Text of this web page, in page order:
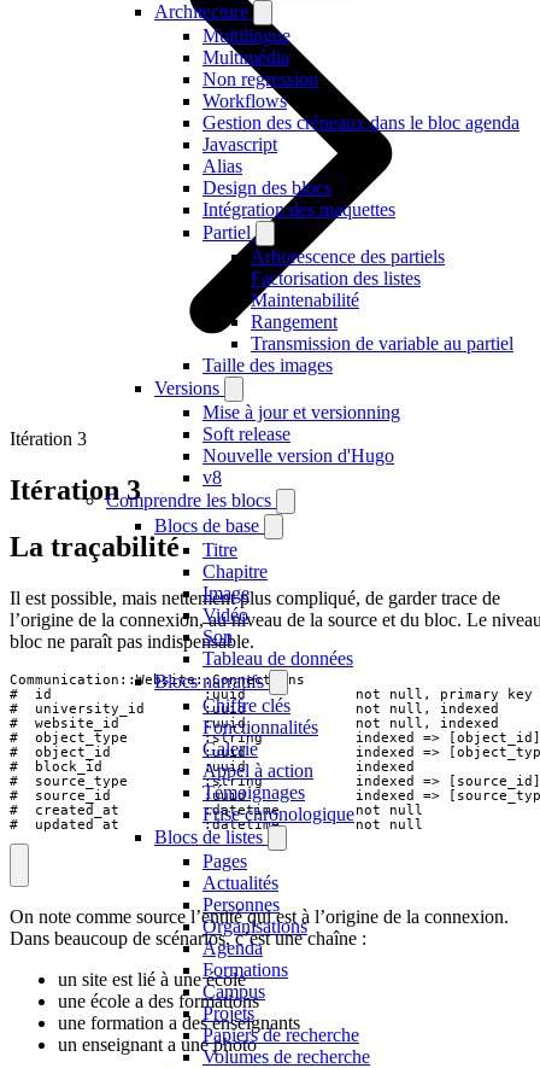
Architecture
Multilingue
Multimédia
Non regression
Workflows
Gestion des créneaux dans le bloc agenda
Javascript
Alias
Design des blocs
Intégration des maquettes
Partiel
Arborescence des partiels
Factorisation des listes
Maintenabilité
Rangement
Transmission de variable au partiel
Taille des images
Versions
Mise à jour et versionning
Soft release
Nouvelle version d'Hugo
v8
Comprendre les blocs
Blocs de base
Titre
Chapitre
Image
Vidéo
Son
Tableau de données
Blocs narratifs
Chiffre clés
Fonctionnalités
Galerie
Appel à action
Témoignages
Frise chronologique
Blocs de listes
Pages
Actualités
Personnes
Organisations
Agenda
Formations
Campus
Projets
Papiers de recherche
Volumes de recherche
Itération 3
Itération 3
La traçabilité
Il est possible, mais nettement plus compliqué, de garder trace de
l’origine de la connexion, au niveau de la source et du bloc. Le
bloc ne paraît pas indispensable.
Communication::Website::Connections
#  id                  :uuid             not null, primary key
#  university_id       :uuid             not null, indexed
#  website_id          :uuid             not null, indexed
#  object_type         :string           indexed => [object_id]
#  object_id           :uuid             indexed =>
#  block_id            :uuid             indexed
#  source_type         :string           indexed => [source_id]
#  source_id           :uuid             indexed =>
#  created_at          :datetime         not null
#  updated_at          :datetime         not null
On note comme source l’entité qui est à l’origine de la connexion.
Dans beaucoup de scénarios, c’est une chaîne :
un site est lié à une école
une école a des formations
une formation a des enseignants
un enseignant a une photo